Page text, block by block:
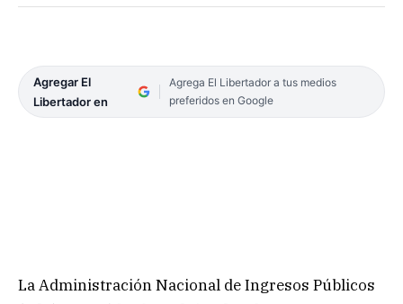
Agregar El
Libertador en
Agrega El Libertador a tus medios
preferidos en Google
La Administración Nacional de Ingresos Públicos